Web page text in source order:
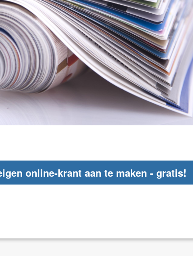
online-krant aan te maken - gratis!